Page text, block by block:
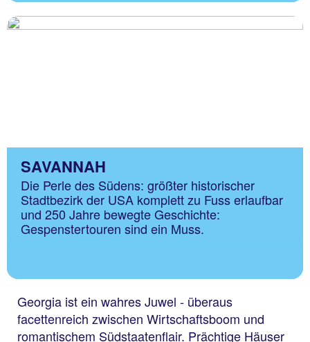
SAVANNAH
Die Perle des Südens: größter historischer
Stadtbezirk der USA komplett zu Fuss erlaufbar
und 250 Jahre bewegte Geschichte:
Gespenstertouren sind ein Muss.
Georgia ist ein wahres Juwel - überaus
facettenreich zwischen Wirtschaftsboom und
romantischem Südstaatenflair. Prächtige Häuser